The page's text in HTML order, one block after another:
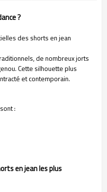
?
des shorts en jean
de nombreux jorts
Cette silhouette plus
et contemporain.
:
en jean les plus